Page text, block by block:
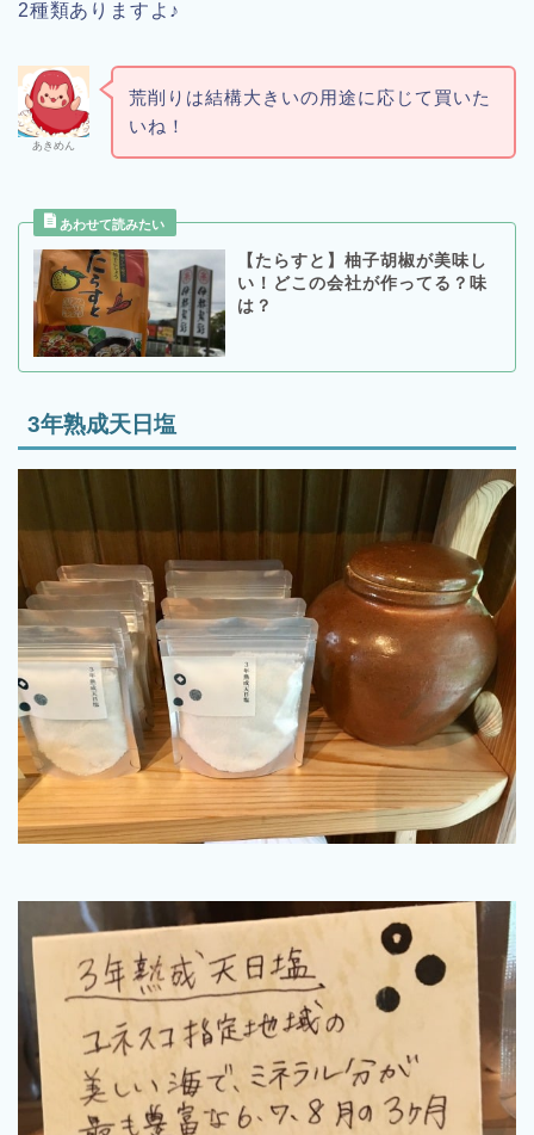
2種類ありますよ♪
あきめん
荒削りは結構大きいの用途に応じて買いた
いね！
【たらすと】柚子胡椒が美味し
い！どこの会社が作ってる？味
は？
3年熟成天日塩